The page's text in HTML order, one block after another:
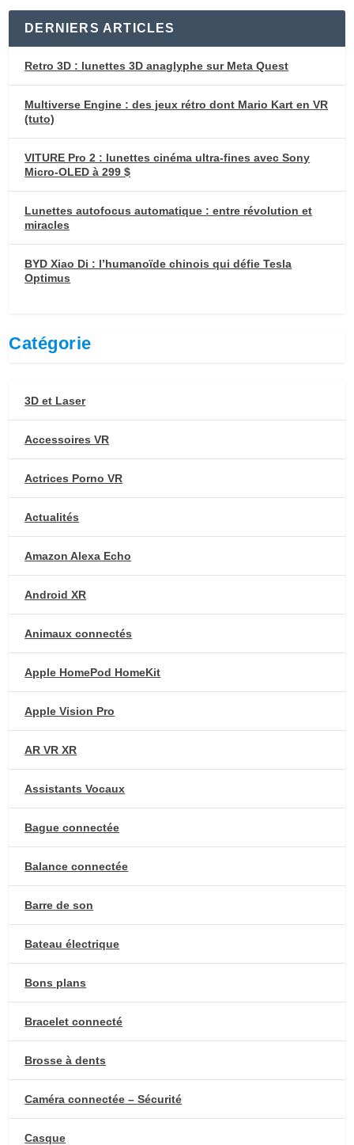
DERNIERS ARTICLES
Retro 3D : lunettes 3D anaglyphe sur Meta Quest
Multiverse Engine : des jeux rétro dont Mario Kart en VR
(tuto)
VITURE Pro 2 : lunettes cinéma ultra-fines avec Sony
Micro-OLED à 299 $
Lunettes autofocus automatique : entre révolution et
miracles
BYD Xiao Di : l’humanoïde chinois qui défie Tesla
Optimus
Catégorie
3D et Laser
Accessoires VR
Actrices Porno VR
Actualités
Amazon Alexa Echo
Android XR
Animaux connectés
Apple HomePod HomeKit
Apple Vision Pro
AR VR XR
Assistants Vocaux
Bague connectée
Balance connectée
Barre de son
Bateau électrique
Bons plans
Bracelet connecté
Brosse à dents
Caméra connectée – Sécurité
Casque